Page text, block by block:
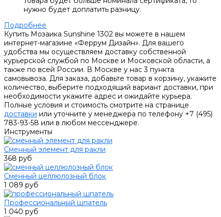
нужно будет доплатить разницу.
Подробнее
Купить Мозаика Sunshine 1302 вы можете в нашем
интернет-магазине «Феррум Дизайн». Для вашего
удобства мы осуществляем доставку собственной
курьерской службой по Москве и Московской области, а
также по всей России. В Москве у нас 3 пункта
самовывоза. Для заказа, добавьте товар в корзину, укажите
количество, выберите подходящий вариант доставки, при
необходимости укажите адрес и ожидайте курьера.
Полные условия и стоимость смотрите на странице
доставки или уточните у менеджера по телефону +7 (495)
783-93-58 или в любом мессенджере.
Инструменты
Сменный элемент для ракли
368 руб
Сменный целлюлозный блок
1 089 руб
Профессиональный шпатель
1 040 руб